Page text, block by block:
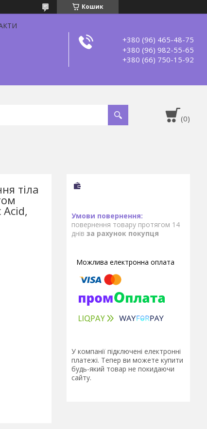
Кошик
+380 (96) 465-48-75
+380 (96) 982-55-65
+380 (66) 750-15-92
тіла
Acid,
повернення товару протягом 14
днів за рахунок покупця
У компанії підключені електронні
платежі. Тепер ви можете купити
будь-який товар не покидаючи
сайту.